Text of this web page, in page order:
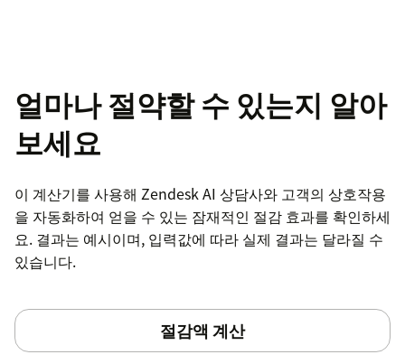
얼마나 절약할 수 있는지 알아
보세요
이 계산기를 사용해 Zendesk AI 상담사와 고객의 상호작용
을 자동화하여 얻을 수 있는 잠재적인 절감 효과를 확인하세
요. 결과는 예시이며, 입력값에 따라 실제 결과는 달라질 수
있습니다.
절감액 계산